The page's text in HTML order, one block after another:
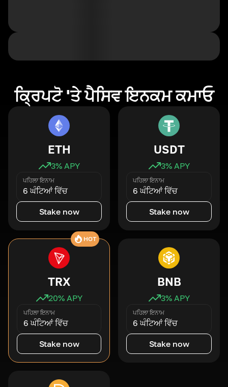
ਕ੍ਰਿਪਟੋ 'ਤੇ ਪੈਸਿਵ ਇਨਕਮ ਕਮਾਓ
ETH
3% APY
ਪਹਿਲਾ ਇਨਾਮ
6 ਘੰਟਿਆਂ ਵਿੱਚ
Stake now
USDT
3% APY
ਪਹਿਲਾ ਇਨਾਮ
6 ਘੰਟਿਆਂ ਵਿੱਚ
Stake now
HOT
TRX
20% APY
ਪਹਿਲਾ ਇਨਾਮ
6 ਘੰਟਿਆਂ ਵਿੱਚ
Stake now
BNB
3% APY
ਪਹਿਲਾ ਇਨਾਮ
6 ਘੰਟਿਆਂ ਵਿੱਚ
Stake now